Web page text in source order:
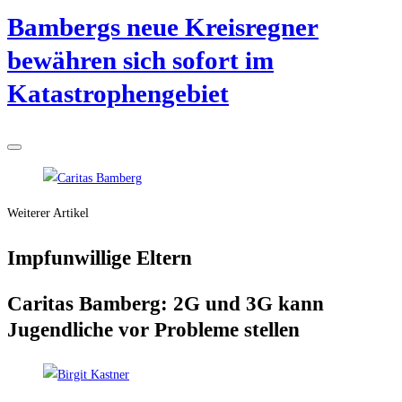
Bam­bergs neue Kreis­reg­ner
bewäh­ren sich sofort im
Katastrophengebiet
Weiterer Artikel
Imp­f­un­wil­li­ge Eltern
Cari­tas Bam­berg: 2G und 3G kann
Jugend­li­che vor Pro­ble­me stellen